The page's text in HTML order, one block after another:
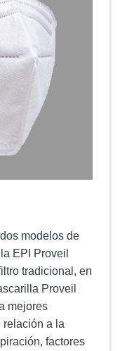
modelos de
EPI Proveil
tradicional, en
Proveil
mejores
a la
factores